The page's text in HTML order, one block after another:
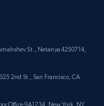
products by
今すぐ始める
St., Netanya 4250714,
2nd St., San Francisco, CA
Office 9A1234, New York, NY